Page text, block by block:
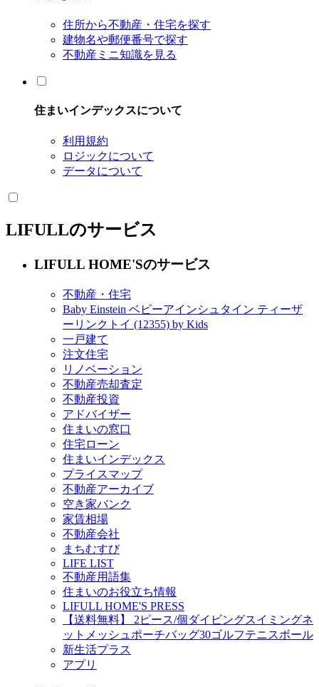
住所から不動産・住宅を探す
建物名や郵便番号で探す
不動産ミニ知識を見る
住まいインデックスについて
利用規約
ロジックについて
データについて
LIFULLのサービス
LIFULL HOME'Sのサービス
不動産・住宅
Baby Einstein ベビーアインシュタイン ティーザ
ーリンクトイ (12355) by Kids
一戸建て
注文住宅
リノベーション
不動産売却査定
不動産投資
アドバイザー
住まいの窓口
住宅ローン
住まいインデックス
プライスマップ
不動産アーカイブ
空き家バンク
家賃相場
不動産会社
まちむすび
LIFE LIST
不動産用語集
住まいのお役立ち情報
LIFULL HOME'S PRESS
【送料無料】 2ピース/個ダイビングスイミングネ
ットメッシュポーチバッグ30ゴルフテニスボール
新生活プラス
アプリ